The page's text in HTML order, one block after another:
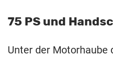
75 PS und
Unter der Motorhaube